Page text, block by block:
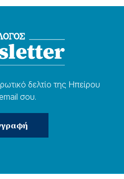
δελτίο της Ηπείρου
σου.